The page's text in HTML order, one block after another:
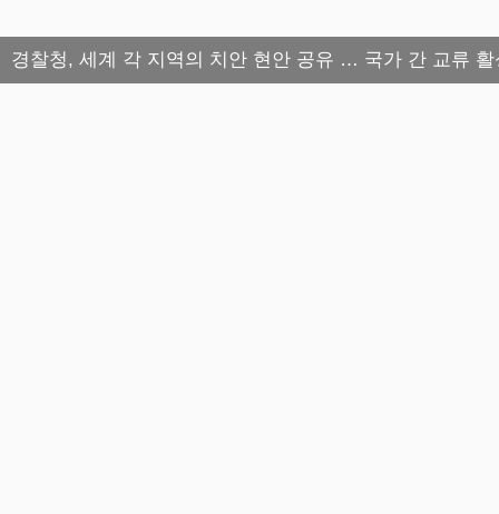
경찰청, 세계 각 지역의 치안 현안 공유 … 국가 간 교류 활